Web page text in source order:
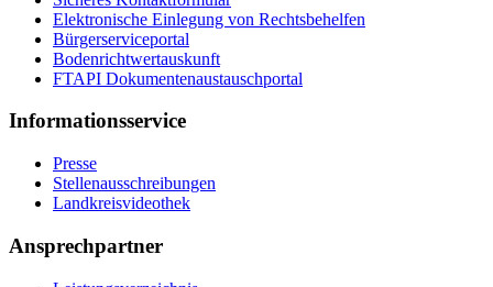
Elektronische Einlegung von Rechtsbehelfen
Bürgerserviceportal
Bodenrichtwertauskunft
FTAPI Dokumentenaustauschportal
Informationsservice
Presse
Stellenausschreibungen
Landkreisvideothek
Ansprechpartner